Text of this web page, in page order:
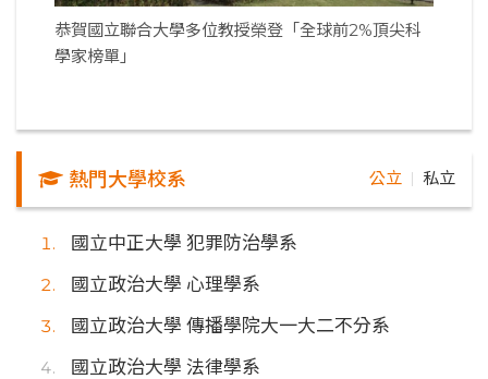
恭賀國立聯合大學多位教授榮登「全球前2%頂尖科
學家榜單」
熱門大學校系 公立 私立
國立中正大學 犯罪防治學系
國立政治大學 心理學系
國立政治大學 傳播學院大一大二不分系
國立政治大學 法律學系